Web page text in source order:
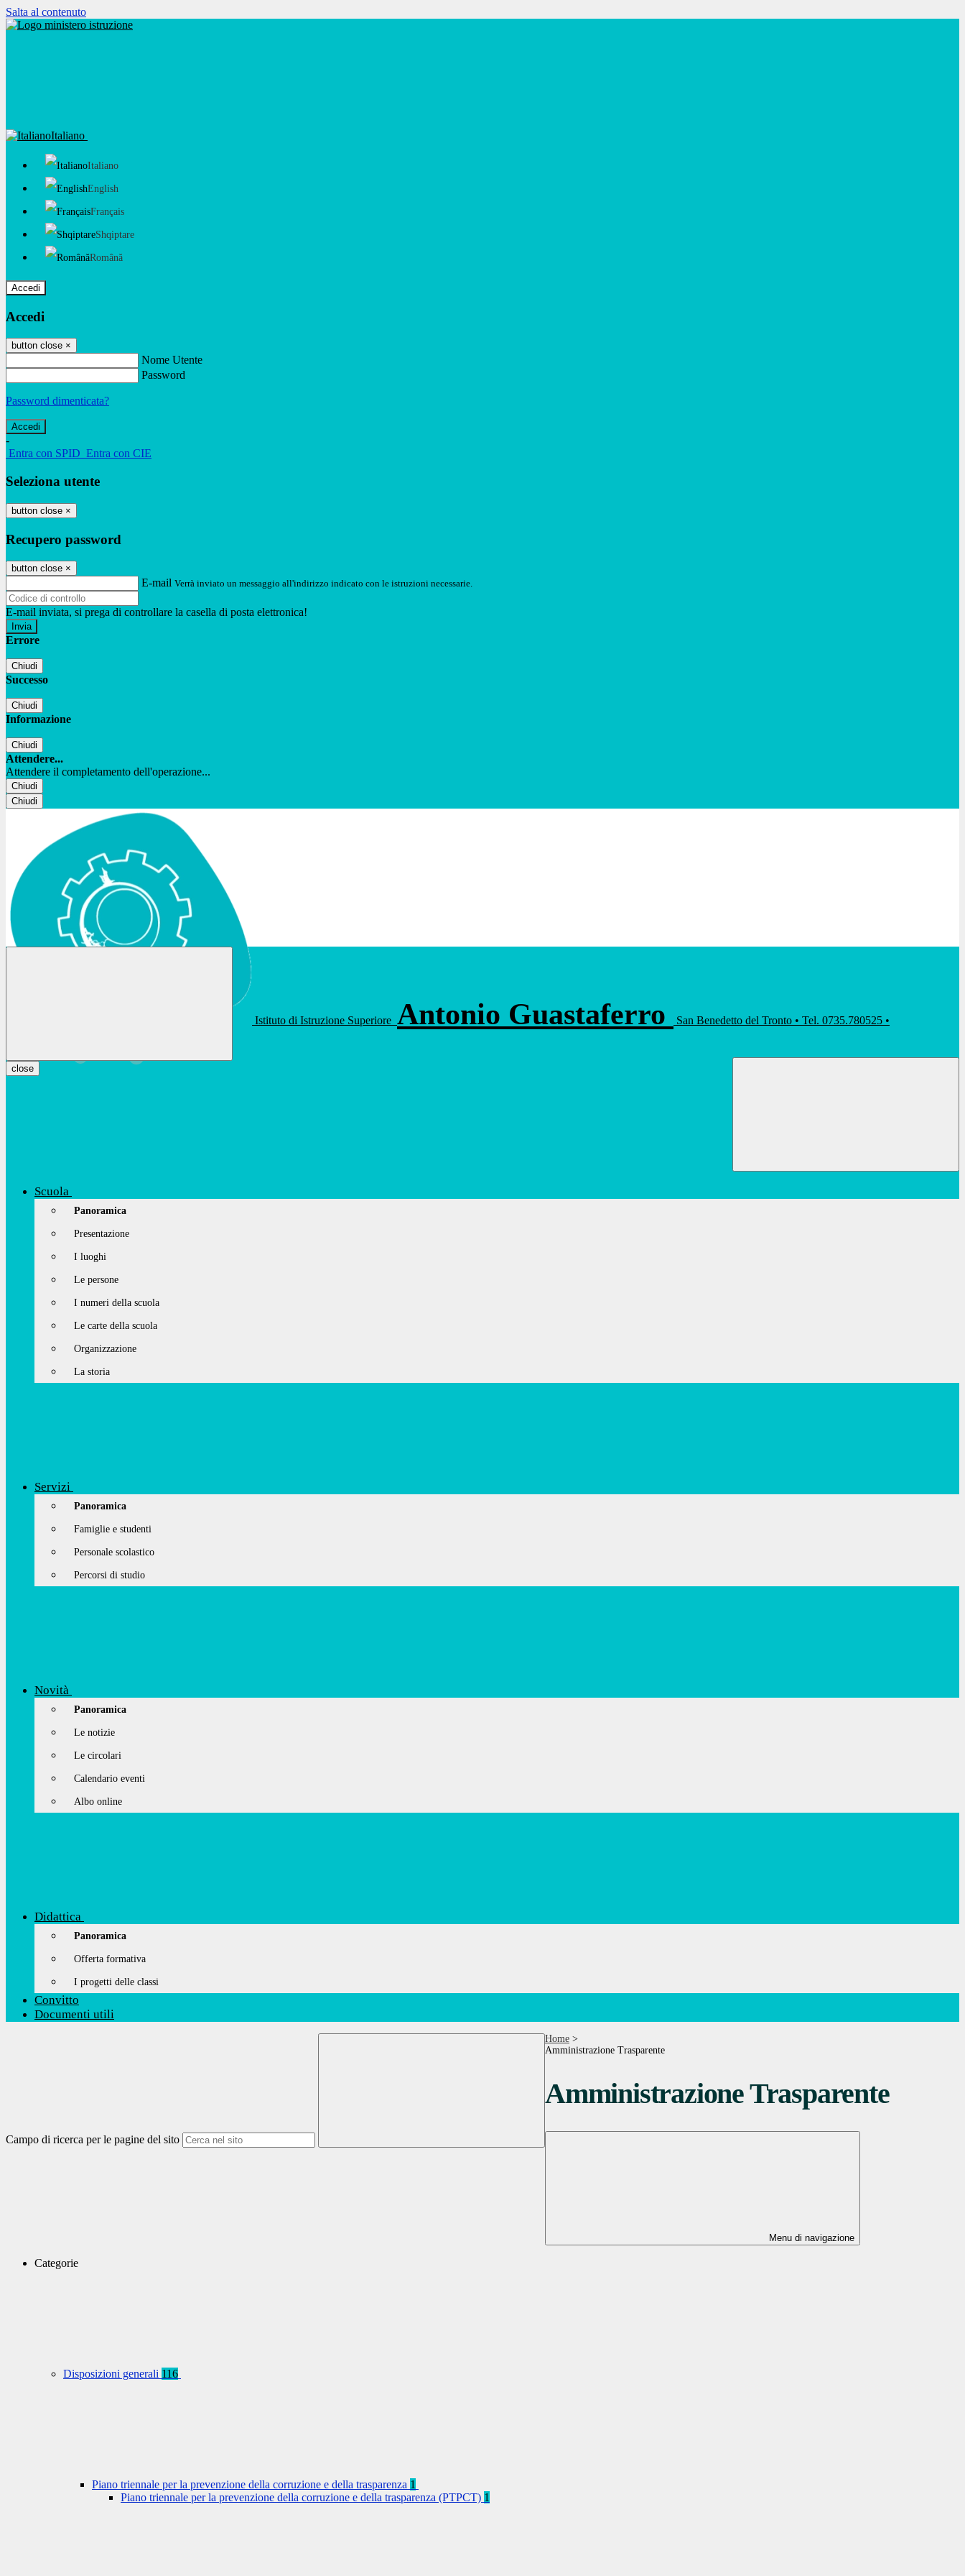
Salta al contenuto
Italiano
Italiano
English
Français
Shqiptare
Română
Accedi
Accedi
button close ×
Nome Utente
Password
Password dimenticata?
-
Entra con SPID Entra con CIE
Seleziona utente
button close ×
Recupero password
button close ×
E-mail Verrà inviato un messaggio all'indirizzo indicato con le istruzioni necessarie.
E-mail inviata, si prega di controllare la casella di posta elettronica!
Errore
Chiudi
Successo
Chiudi
Informazione
Chiudi
Attendere...
Attendere il completamento dell'operazione...
Chiudi
Chiudi
Istituto di Istruzione Superiore Antonio Guastaferro
San Benedetto del Tronto • Tel. 0735.780525 •
close
Scuola
Panoramica
Presentazione
I luoghi
Le persone
I numeri della scuola
Le carte della scuola
Organizzazione
La storia
Servizi
Panoramica
Famiglie e studenti
Personale scolastico
Percorsi di studio
Novità
Panoramica
Le notizie
Le circolari
Calendario eventi
Albo online
Didattica
Panoramica
Offerta formativa
I progetti delle classi
Convitto
Documenti utili
Campo di ricerca per le pagine del sito
Home >
Amministrazione Trasparente
Amministrazione Trasparente
Menu di navigazione
Categorie
Disposizioni generali 116
Piano triennale per la prevenzione della corruzione e della trasparenza 1
Piano triennale per la prevenzione della corruzione e della trasparenza (PTPCT) 1